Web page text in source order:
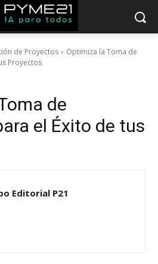
de Proyectos
Optimiza la Toma de
Proyectos
de
el Éxito de tus
Editorial P21